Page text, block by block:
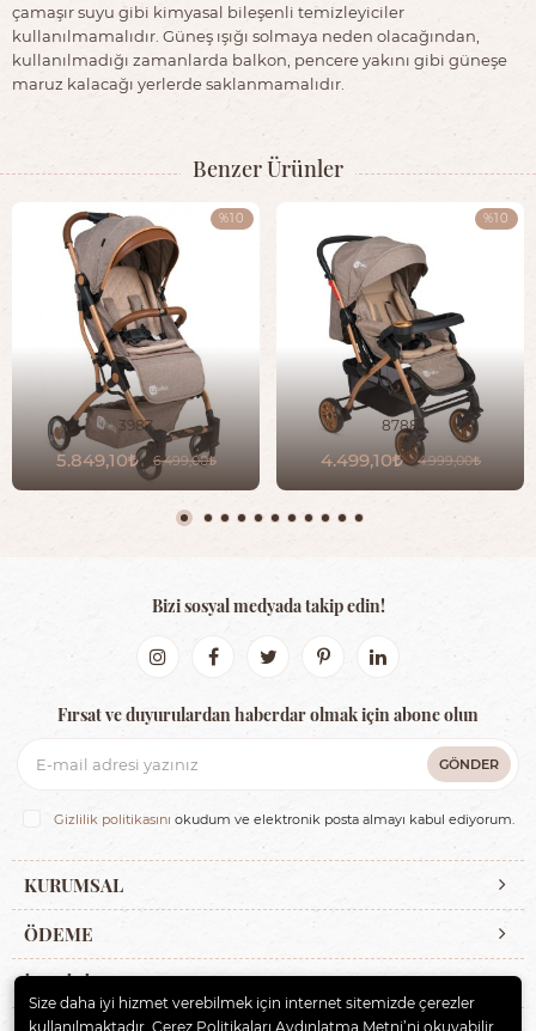
çamaşır suyu gibi kimyasal bileşenli temizleyiciler
kullanılmamalıdır. Güneş ışığı solmaya neden olacağından,
kullanılmadığı zamanlarda balkon, pencere yakını gibi güneşe
maruz kalacağı yerlerde saklanmamalıdır.
Benzer Ürünler
3987
5.849,10 6.499,00
%10
8788
4.499,10 4.999,00
%10
KURUMSAL
ÖDEME
İLETİŞİM
Bizi sosyal medyada takip edin!
Fırsat ve duyurulardan haberdar olmak için abone olun
GÖNDER
Gizlilik politikasını okudum ve elektronik posta almayı kabul ediyorum.
Size daha iyi hizmet verebilmek için internet sitemizde çerezler
kullanılmaktadır. Çerez Politikaları Aydınlatma Metni’ni okuyabilir